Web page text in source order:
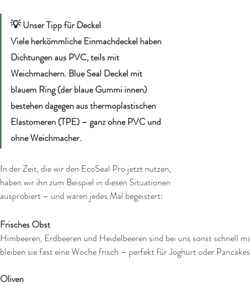
💡 Unser Tipp für Deckel
Viele herkömmliche Einmachdeckel haben
Dichtungen aus PVC, teils mit
Weichmachern. Blue Seal Deckel mit
blauem Ring (der blaue Gummi innen)
bestehen dagegen aus thermoplastischen
Elastomeren (TPE) – ganz ohne PVC und
ohne Weichmacher.
In der Zeit, die wir den EcoSeal Pro jetzt nutzen,
haben wir ihn zum Beispiel in diesen Situationen
ausprobiert – und waren jedes Mal begeistert:
Frisches Obst
Himbeeren, Erdbeeren und Heidelbeeren sind bei uns sonst schnell
bleiben sie fast eine Woche frisch – perfekt für Joghurt oder
Oliven